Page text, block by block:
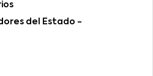
del Estado -